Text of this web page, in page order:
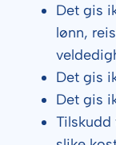
Det gis
lønn,
Det gis
Det gis